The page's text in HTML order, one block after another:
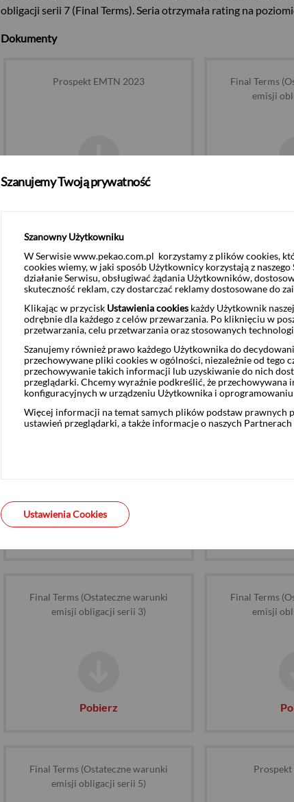
obligacji serii 7 (Final Terms). Seria otrzymała rating na
Dokumenty
Prospekt EMTN 2023
Pobierz
Final Terms
emisji
Umowa agencyjna
Pobierz
Suplement nr 2 do Prospektu
Final Terms (Ostateczne warunki
emisji obligacji serii 3)
Pobierz
Final Terms
emisji
Final Terms (Ostateczne warunki
emisji obligacji serii 5)
Szanujemy Twoją prywatność
Szanowny Użytkowniku
W Serwisie www.pekao.com.pl korzystamy z plików cookies,
cookies wiemy, w jaki sposób Użytkownicy korzystają z
działanie Serwisu, obsługiwać żądania Użytkowników,
skuteczność reklam, czy dostarczać reklamy dostosowane do
Klikając w przycisk Ustawienia cookies każdy Użytkownik
odrębnie dla każdego z celów przewarzania. Po kliknięciu w
przetwarzania, celu przetwarzania oraz stosowanych
Szanujemy również prawo każdego Użytkownika do
przechowywane pliki cookies w ogólności, niezależnie od tego
przechowywanie takich informacji lub uzyskiwanie do nich
przeglądarki. Chcemy wyraźnie podkreślić, że
konfiguracyjnych w urządzeniu Użytkownika i
Więcej informacji na temat samych plików podstaw prawnych
ustawień przeglądarki, a także informacje o naszych Partnerach
Ustawienia Cookies